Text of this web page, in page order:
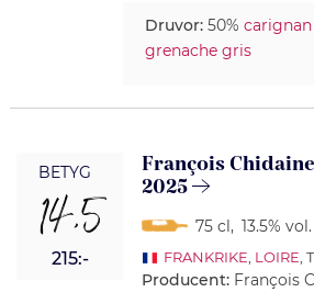
Druvor:50%
grenache gris
BETYG
14,5
215:-
François
2025
75 cl , 13.5% vol.
FRANKRIKE, LOIRE,
Producent: François